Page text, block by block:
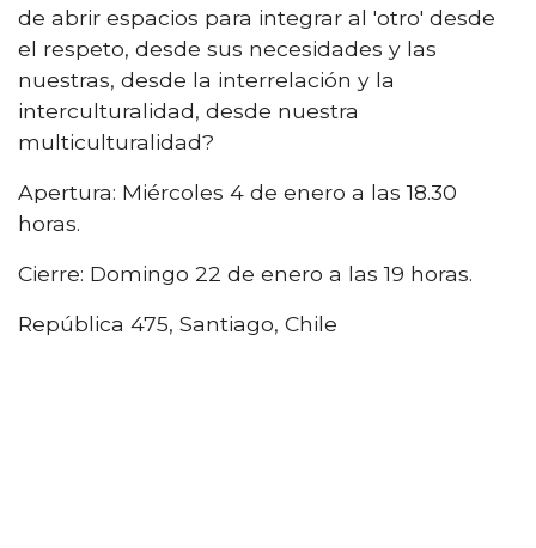
de abrir espacios para integrar al 'otro' desde
el respeto, desde sus necesidades y las
nuestras, desde la interrelación y la
interculturalidad, desde nuestra
multiculturalidad?
Apertura: Miércoles 4 de enero a las 18.30
horas.
Cierre: Domingo 22 de enero a las 19 horas.
República 475, Santiago, Chile